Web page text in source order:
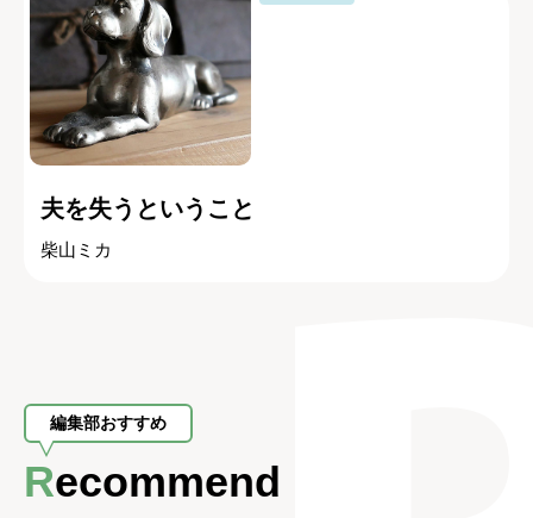
夫を失うということ
柴山ミカ
編集部おすすめ
Recommend